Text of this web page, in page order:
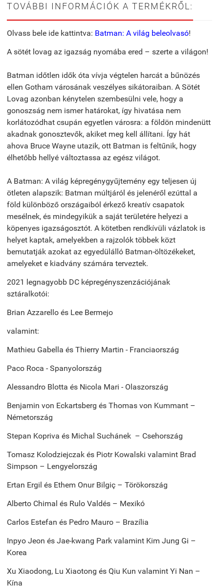
TOVÁBBI INFORMÁCIÓK A TERMÉKRŐL:
Olvass bele ide kattintva: Batman: A világ beleolvasó!
A sötét lovag az igazság nyomába ered – szerte a világon!
Batman időtlen idők óta vívja végtelen harcát a bűnözés
ellen Gotham városának veszélyes sikátoraiban. A Sötét
Lovag azonban kénytelen szembesülni vele, hogy a
gonoszság nem ismer határokat, így hivatása nem
korlátozódhat csupán egyetlen városra: a földön mindenütt
akadnak gonosztevők, akiket meg kell állítani. Így hát
ahova Bruce Wayne utazik, ott Batman is feltűnik, hogy
élhetőbb hellyé változtassa az egész világot.
A Batman: A világ képregénygyűjtemény egy teljesen új
ötleten alapszik: Batman múltjáról és jelenéről ezúttal a
föld különböző országaiból érkező kreatív csapatok
mesélnek, és mindegyikük a saját területére helyezi a
köpenyes igazságosztót. A kötetben rendkívüli vázlatok is
helyet kaptak, amelyekben a rajzolók többek közt
bemutatják azokat az egyedülálló Batman-öltözékeket,
amelyeket e kiadvány számára terveztek.
2021 legnagyobb DC képregényszenzációjának
sztáralkotói:
Brian Azzarello és Lee Bermejo
valamint:
Mathieu Gabella és Thierry Martin - Franciaország
Paco Roca - Spanyolország
Alessandro Blotta és Nicola Mari - Olaszország
Benjamin von Eckartsberg és Thomas von Kummant –
Németország
Stepan Kopriva és Michal Suchánek – Csehország
Tomasz Kolodziejczak és Piotr Kowalski valamint Brad
Simpson – Lengyelország
Ertan Ergil és Ethem Onur Bilgiç – Törökország
Alberto Chimal és Rulo Valdés – Mexikó
Carlos Estefan és Pedro Mauro – Brazília
Inpyo Jeon és Jae-kwang Park valamint Kim Jung Gi –
Korea
Xu Xiaodong, Lu Xiaotong és Qiu Kun valamint Yi Nan –
Kína